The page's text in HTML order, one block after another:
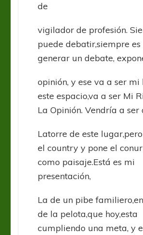
de
vigilador de profesión.
puede debatir,siempre
generar un debate,
opinión, y ese va a ser
este espacio,va a ser Mi
La Opinión. Vendría a ser
Latorre de este
el country y pone el
como paisaje.Está es mi
presentación,
La de un pibe
de la pelota,que hoy,esta
cumpliendo una meta, y